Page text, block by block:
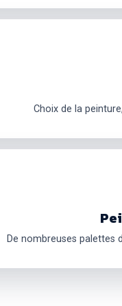
Choix de la
De nombreuses palettes